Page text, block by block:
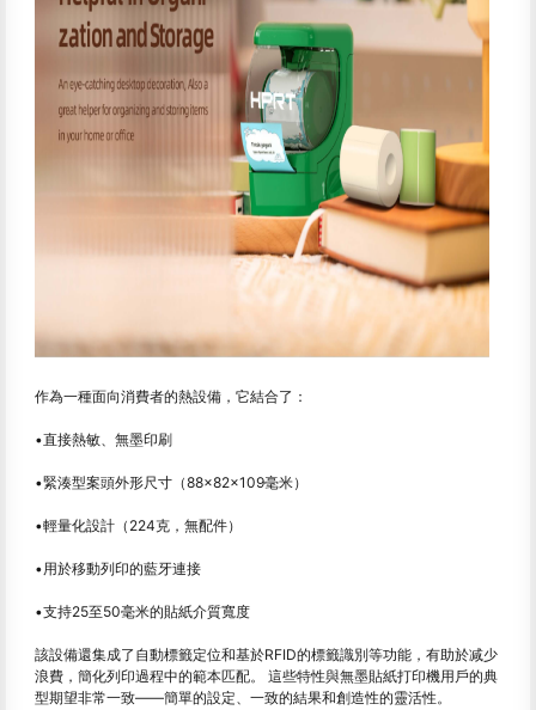
作為一種面向消費者的熱設備，它結合了：
•直接熱敏、無墨印刷
•緊湊型案頭外形尺寸（88×82×109毫米）
•輕量化設計（224克，無配件）
•用於移動列印的藍牙連接
•支持25至50毫米的貼紙介質寬度
該設備還集成了自動標籤定位和基於RFID的標籤識別等功能，有助於减少
浪費，簡化列印過程中的範本匹配。 這些特性與無墨貼紙打印機用戶的典
型期望非常一致——簡單的設定、一致的結果和創造性的靈活性。